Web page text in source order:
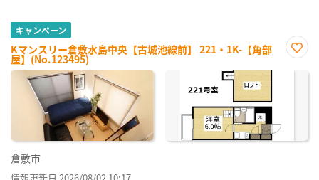
キャンペーン
Kマンスリー倉敷水島中央【古城池線前】 221・1K-【角部
屋】(No.123495)
に入
倉敷市
情報更新日 2026/08/02 10:17